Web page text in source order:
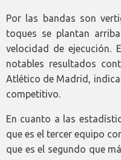
Por las bandas son
toques se plantan
velocidad de ejecución.
notables resultados
Atlético de Madrid,
competitivo.
En cuanto a las
que es el tercer equipo
que es el segundo que